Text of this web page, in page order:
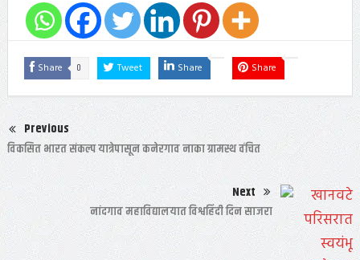
Share 0 Tweet Share Share
Previous
विकसित भारत संकल्प यात्रेपासून कनेरगाव नाका ग्रामस्थ वंचित
Next
नांदगाव महाविद्यालयात विश्वहिंदी दिन साजरा